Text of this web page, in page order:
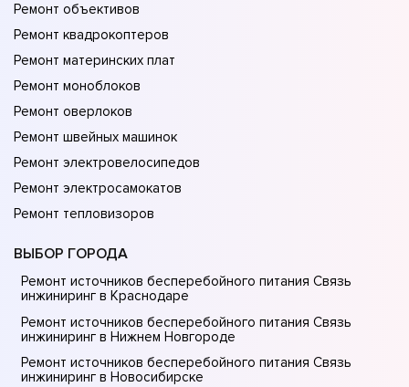
Ремонт объективов
Ремонт квадрокоптеров
Ремонт материнских плат
Ремонт моноблоков
Ремонт оверлоков
Ремонт швейных машинок
Ремонт электровелосипедов
Ремонт электросамокатов
Ремонт тепловизоров
ВЫБОР ГОРОДА
Ремонт источников бесперебойного питания Связь
инжиниринг в Краснодаре
Ремонт источников бесперебойного питания Связь
инжиниринг в Нижнем Новгороде
Ремонт источников бесперебойного питания Связь
инжиниринг в Новосибирске